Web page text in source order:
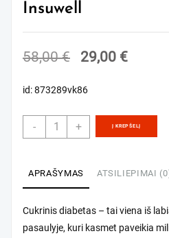
Insuwell
58,00€
Original
was:
58,00 €.
29,00 €Current
29,00
id: 873289vk86
-
produkto
kiekis:
+ Į KREPŠELĮ
APRAŠYMAS ATSILIEPIMAI
Cukrinis diabetas – tai viena iš
pasaulyje, kuri kasmet paveikia